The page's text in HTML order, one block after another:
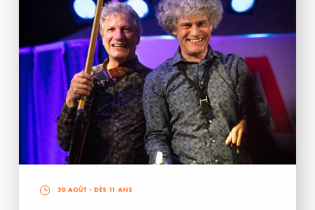
30 AOÛT - DÈS 11 ANS